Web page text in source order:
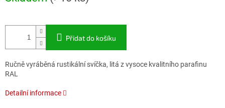
Přidat do košíku
Ručně vyráběná rustikální svíčka, litá z vysoce kvalitního parafinu
RAL
Detailní informace